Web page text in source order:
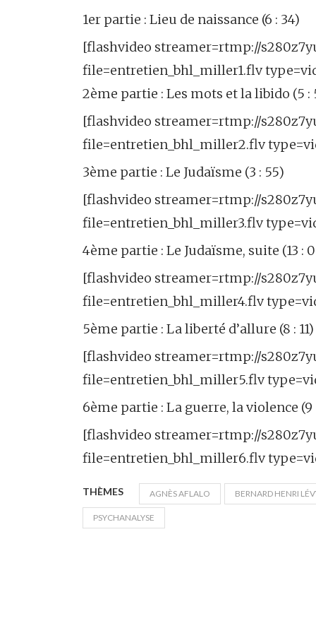
1er partie : Lieu de naissance (6 : 34)
[flashvideo streamer=rtmp://
file=entretien_bhl_miller1.flv
2ème partie : Les mots et la libido (5 :
[flashvideo streamer=rtmp://
file=entretien_bhl_miller2.flv
3ème partie : Le Judaïsme (3 : 55)
[flashvideo streamer=rtmp://
file=entretien_bhl_miller3.flv
4ème partie : Le Judaïsme, suite (13 :
[flashvideo streamer=rtmp://
file=entretien_bhl_miller4.flv
5ème partie : La liberté d’allure (8 : 11)
[flashvideo streamer=rtmp://
file=entretien_bhl_miller5.flv
6ème partie : La guerre, la violence (9
[flashvideo streamer=rtmp://
file=entretien_bhl_miller6.flv
THÈMES AGNÈS AFLALO BERNARD HENRI
PSYCHANALYSE